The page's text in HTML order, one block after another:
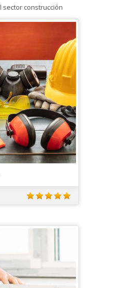
sector construcción